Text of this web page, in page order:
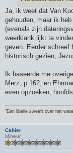
t
Ja, ik weet dat Van
gehouden, maar ik
(evenals zijn
weerklank lijkt te
geven. Eerder schreef
historisch gezien,
Ik baseerde me
Merz, p.162; en
even opzoeken,
"Een libelle zweeft over het
Cahier
Mineur